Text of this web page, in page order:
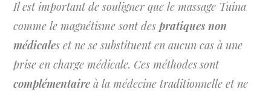
Il est important de souligner que le massage Tuina
comme le magnétisme sont despratiques non
médicales et ne se substituent en aucun cas à une
prise en charge médicale. Ces méthodessont
complémentaire à la médecine traditionnelle et ne